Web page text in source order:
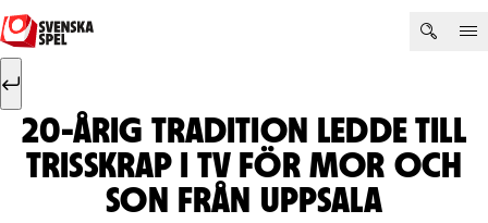
Hoppa till innehåll
Sök efter:
20-ÅRIG TRADITION LEDDE TILL
TRISSKRAP I TV FÖR MOR OCH
SON FRÅN UPPSALA